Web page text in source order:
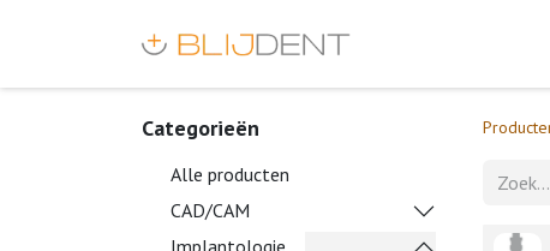
Categorieën
Alle producten
CAD/CAM
Implantologie